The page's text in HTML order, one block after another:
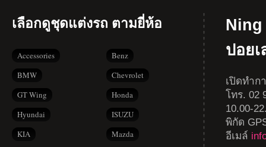
เลือกดูชุดแต่งรถ ตามยี่ห้อ
Accessories
Benz
BMW
Chevrolet
GT Wing
Honda
Hyundai
ISUZU
KIA
Mazda
Ning
ปอย
เปิดทำก
โทร. 02
10.00-
พิกัด
อีเมล์